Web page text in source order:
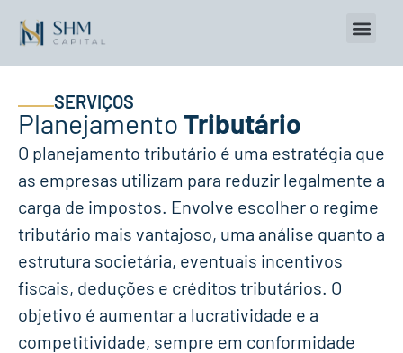
SERVIÇOS
PlanejamentoTributário
O planejamento tributário é uma estratégia que
as empresas utilizam para reduzir legalmente a
carga de impostos. Envolve escolher o regime
tributário mais vantajoso, uma análise quanto a
estrutura societária, eventuais incentivos
fiscais, deduções e créditos tributários. O
objetivo é aumentar a lucratividade e a
competitividade, sempre em conformidade